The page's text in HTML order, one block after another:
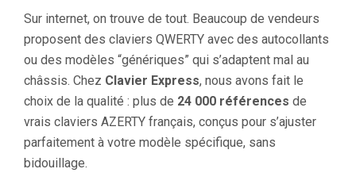
Sur internet, on trouve de tout. Beaucoup de vendeurs
proposent des claviers QWERTY avec des autocollants
ou des modèles “génériques” qui s’adaptent mal au
châssis. Chez Clavier Express, nous avons fait le
choix de la qualité : plus de 24 000 références de
vrais claviers AZERTY français, conçus pour s’ajuster
parfaitement à votre modèle spécifique, sans
bidouillage.